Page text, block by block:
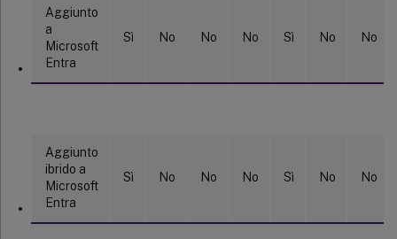
Aggiunto
a
Microsoft
Entra
Sì No No No Sì No No
Aggiunto
ibrido a
Microsoft
Entra
Sì No No No Sì No No